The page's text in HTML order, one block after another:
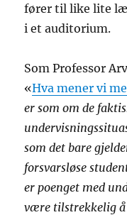
fører til like lite
i et auditorium.
Som Professor
«Hva mener vi
er som om de
som det bare
forsvarsløse
er poenget med
være tilstrekkelig å